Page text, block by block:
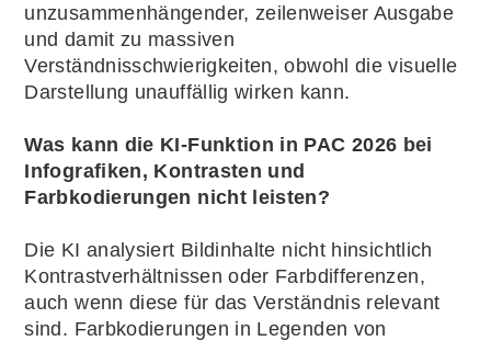
unzusammenhängender, zeilenweiser Ausgabe
und damit zu massiven
Verständnisschwierigkeiten, obwohl die visuelle
Darstellung unauffällig wirken kann.
Was kann die KI-Funktion in PAC 2026 bei
Infografiken, Kontrasten und
Farbkodierungen nicht leisten?
Die KI analysiert Bildinhalte nicht hinsichtlich
Kontrastverhältnissen oder Farbdifferenzen,
auch wenn diese für das Verständnis relevant
sind. Farbkodierungen in Legenden von